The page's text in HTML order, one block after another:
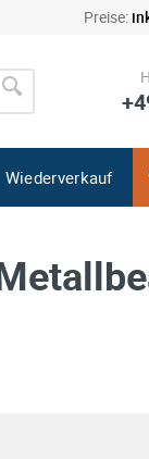
Preise:
Wiederverkauf